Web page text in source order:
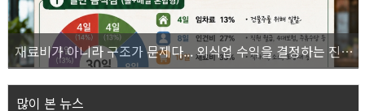
재료비가 아니라 구조가 문제다... 외식업 수익을 결정하는 진짜 숫자의 비밀
많이 본 뉴스